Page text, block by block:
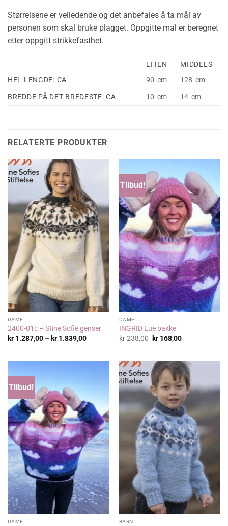
Størrelsene er veiledende og det anbefales å ta mål av
personen som skal bruke plagget. Oppgitte mål er beregnet
etter oppgitt strikkefasthet.
LITEN
MIDDELS
HEL LENGDE: CA
90 cm
128 cm
BREDDE PÅ DET BREDESTE: CA
10 cm 14 cm
RELATERTE PRODUKTER
DAME
2400-01c – Stine Sofie genser
kr1.287,00 – kr1.839,00Prisområde:
Tilbud!
DAME
INGRID Lue pakke
kr238,00 Opprinnelig
kr168,00Nåværende
Tilbud!
DAME BARN